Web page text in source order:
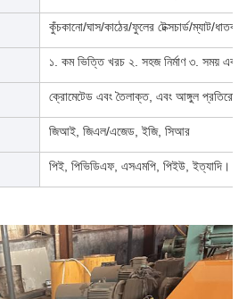
কুঁচকানো/ঘাস/কাঠের/ফুলের টেক্সচার্ড/ম্যাট/ধাতব
১. কম ভিত্তি খরচ ২. সহজ নির্মাণ ৩. সময় এবং
ক্রোমেটেড এবং তৈলাক্ত, এবং আঙ্গুল প্রতিরোধক
জিআই, জিএল/এজেড, ইজি, সিআর
পিই, পিভিডিএফ, এসএমপি, পিইউ, ইত্যাদি।